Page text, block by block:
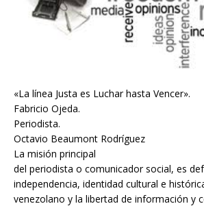
«La línea Justa es Luchar hasta Vencer».
Fabricio Ojeda.
Periodista.
Octavio Beaumont Rodríguez
La misión principal
del periodista o comunicador social, es
independencia, identidad cultural e
venezolano y la libertad de información y